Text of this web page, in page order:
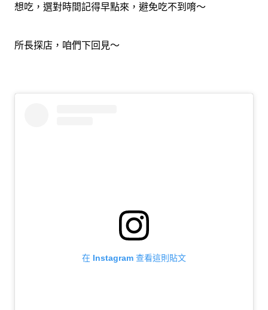
想吃，選對時間記得早點來，避免吃不到唷～
所長探店，咱們下回見～
在 Instagram 查看這則貼文